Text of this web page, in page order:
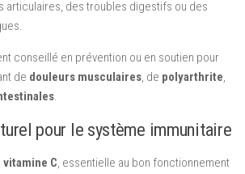
articulaires, des troubles digestifs ou des
conseillé en prévention ou en soutien pour
de douleurs musculaires, de polyarthrite,
.
pour le système immunitaire
vitamine C, essentielle au bon fonctionnement